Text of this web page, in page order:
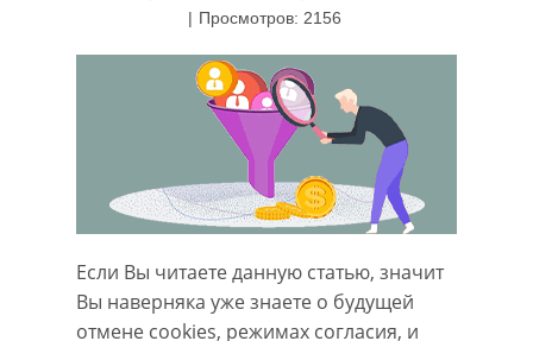
Просмотров: 2156
Если Вы читаете данную статью, значит
Вы наверняка уже знаете о будущей
отмене cookies, режимах согласия, и